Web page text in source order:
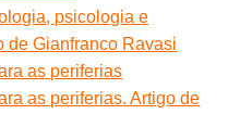
psicologia e
de Gianfranco Ravasi
as periferias
as periferias. Artigo de